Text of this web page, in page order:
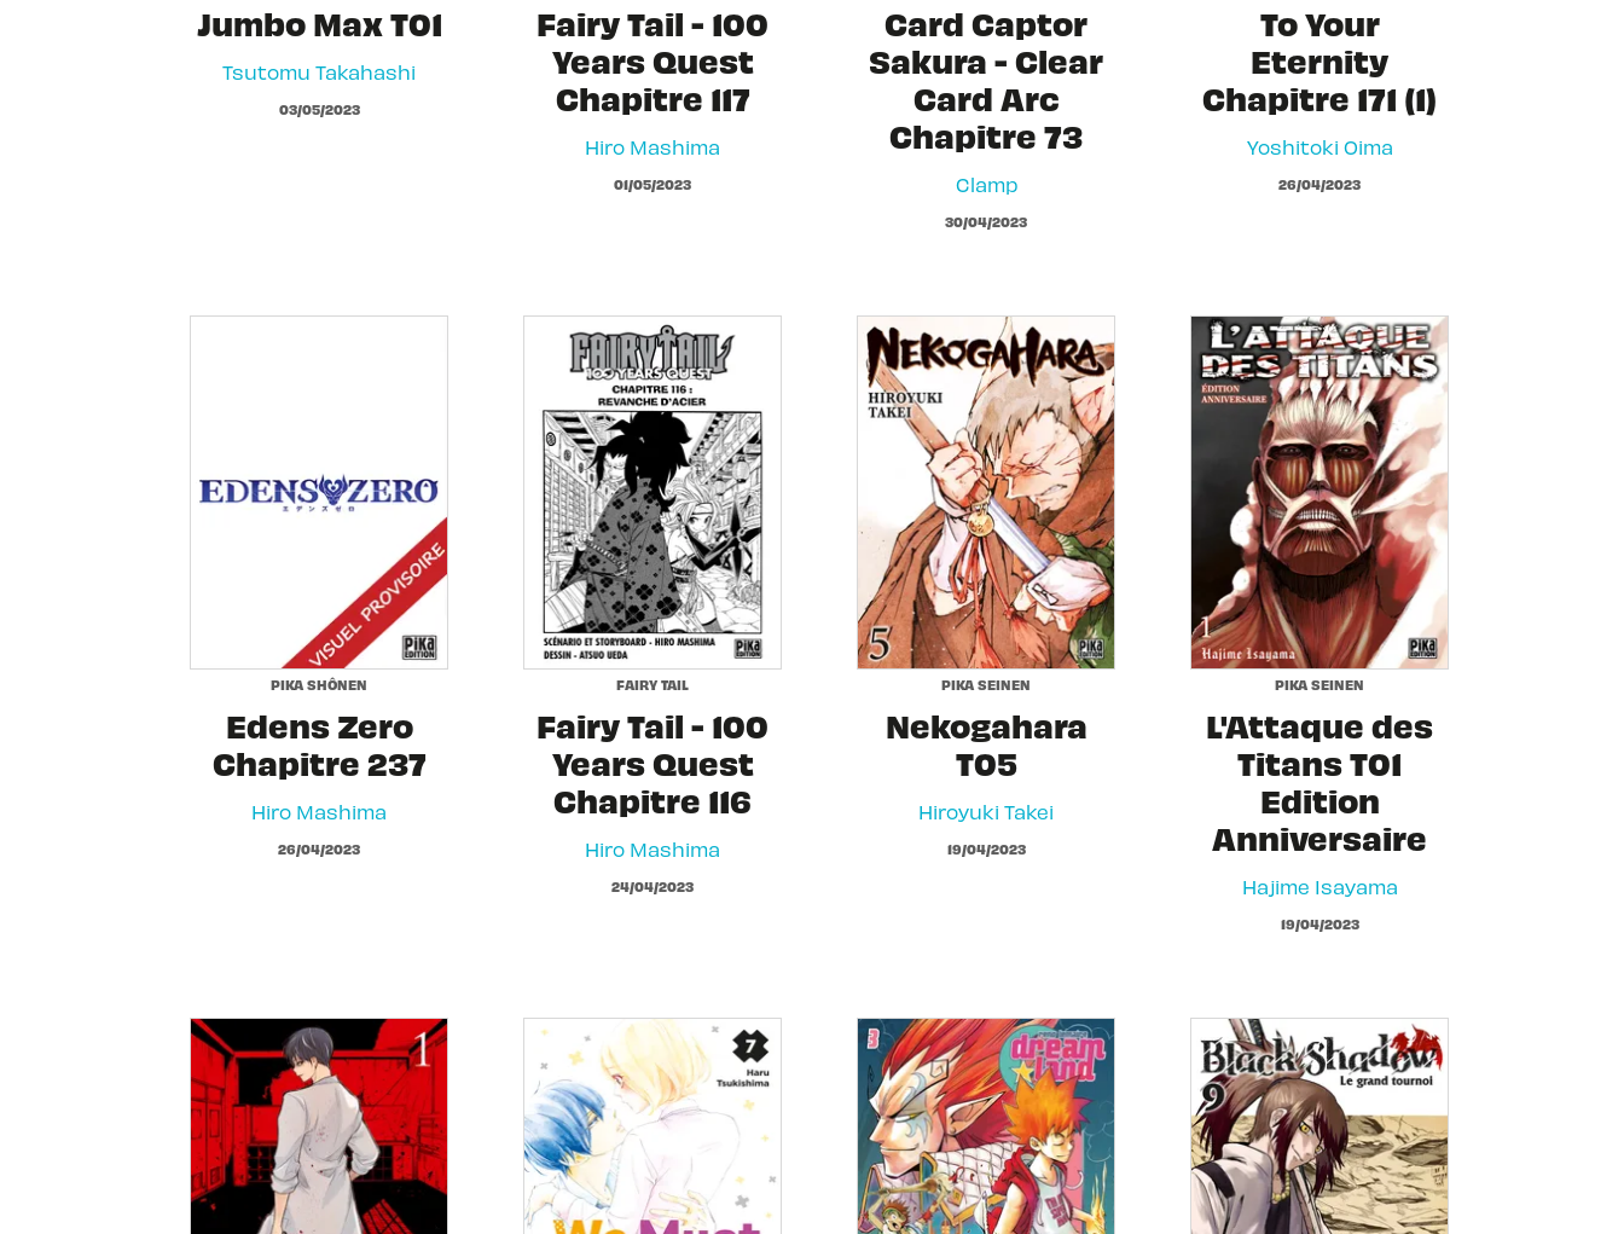
Jumbo Max T01
Tsutomu Takahashi
03/05/2023
Fairy Tail - 100
Years Quest
Chapitre 117
Hiro Mashima
01/05/2023
Card Captor
Sakura - Clear
Card Arc
Chapitre 73
Clamp
30/04/2023
To Your
Eternity
Chapitre 171 (1)
Yoshitoki Oima
26/04/2023
PIKA SHÔNEN
Edens Zero
Chapitre 237
Hiro Mashima
26/04/2023
FAIRY TAIL
Fairy Tail - 100
Years Quest
Chapitre 116
Hiro Mashima
24/04/2023
PIKA SEINEN
Nekogahara
T05
Hiroyuki Takei
19/04/2023
PIKA SEINEN
L'Attaque des
Titans T01
Edition
Anniversaire
Hajime Isayama
19/04/2023